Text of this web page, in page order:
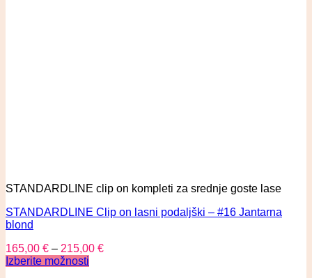
STANDARDLINE clip on kompleti za srednje goste lase
STANDARDLINE Clip on lasni podaljški – #16 Jantarna
blond
165,00 € – 215,00 €
Izberite možnosti